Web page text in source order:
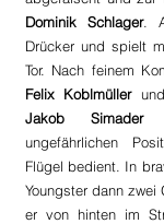
Dominik Schlager.
Drücker und spielt
Tor. Nach feinem
Felix Koblmüller
Jakob Simader
ungefährlichen
Flügel bedient. In
Youngster dann zwei
er von hinten im